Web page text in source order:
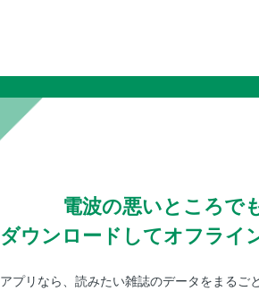
電波の悪いところで
ダウンロードしてオフライ
アプリなら、読みたい雑誌のデータをまるご